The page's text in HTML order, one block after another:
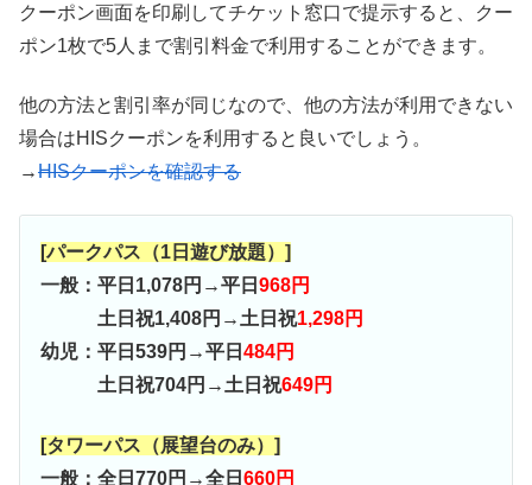
クーポン画面を印刷してチケット窓口で提示すると、クー
ポン1枚で5人まで割引料金で利用することができます。
他の方法と割引率が同じなので、他の方法が利用できない
場合はHISクーポンを利用すると良いでしょう。
→HISクーポンを確認する
[パークパス（1日遊び放題）]
一般：平日1,078円→平日 968円
土日祝1,408円→土日祝1,298円
幼児：平日539円→平日 484円
土日祝704円→土日祝649円
[タワーパス（展望台のみ）]
一般：全日770円→全日 660円